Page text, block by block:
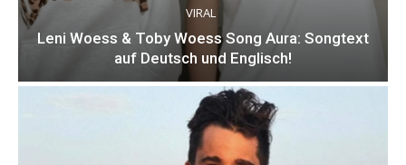
VIRAL
Leni Woess & Toby Woess Song Aura: Songtext
auf Deutsch und Englisch!